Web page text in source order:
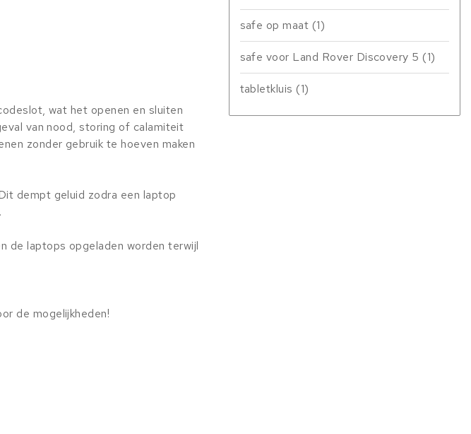
wat het openen en sluiten
van nood, storing of calamiteit
zonder gebruik te hoeven maken
dempt geluid zodra een laptop
de laptops opgeladen worden terwijl
de mogelijkheden!
safe op maat (1)
safe voor Land Rover Discovery 5 (1)
tabletkluis (1)